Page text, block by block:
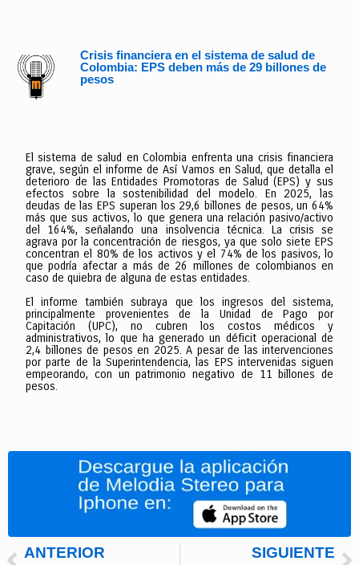
Crisis financiera en el sistema de salud de
Colombia: EPS deben más de 29 billones de
pesos
El sistema de salud en Colombia enfrenta una crisis financiera
grave, según el informe de Así Vamos en Salud, que detalla el
deterioro de las Entidades Promotoras de Salud (EPS) y sus
efectos sobre la sostenibilidad del modelo. En 2025, las
deudas de las EPS superan los 29,6 billones de pesos, un 64%
más que sus activos, lo que genera una relación pasivo/activo
del 164%, señalando una insolvencia técnica. La crisis se
agrava por la concentración de riesgos, ya que solo siete EPS
concentran el 80% de los activos y el 74% de los pasivos, lo
que podría afectar a más de 26 millones de colombianos en
caso de quiebra de alguna de estas entidades.
El informe también subraya que los ingresos del sistema,
principalmente provenientes de la Unidad de Pago por
Capitación (UPC), no cubren los costos médicos y
administrativos, lo que ha generado un déficit operacional de
2,4 billones de pesos en 2025. A pesar de las intervenciones
por parte de la Superintendencia, las EPS intervenidas siguen
empeorando, con un patrimonio negativo de 11 billones de
pesos.
ANTERIOR SIGUIENTE